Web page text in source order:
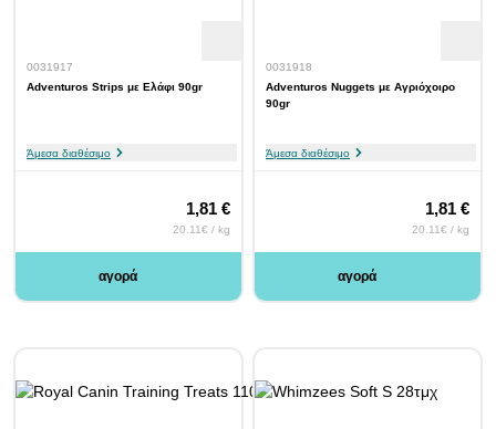
0031917
Adventuros Strips με Ελάφι 90gr
Άμεσα διαθέσιμο
1,81 €
20.11€ / kg
αγορά
0031918
Adventuros Nuggets με Αγριόχοιρο
90gr
Άμεσα διαθέσιμο
1,81 €
20.11€ / kg
αγορά